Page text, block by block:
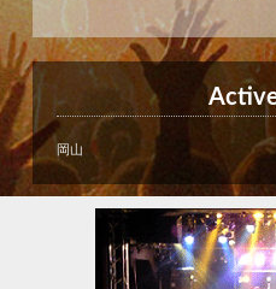
岡山